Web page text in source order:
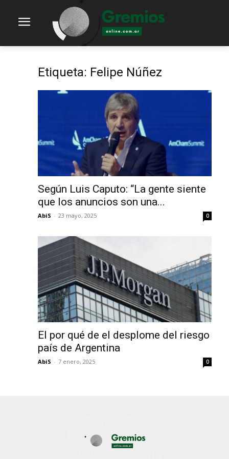
Etiqueta: Felipe Núñez
Según Luis Caputo: “La gente siente
que los anuncios son una...
AbiS - 23 mayo, 2025 0
El por qué de el desplome del riesgo
país de Argentina
AbiS - 7 enero, 2025 0